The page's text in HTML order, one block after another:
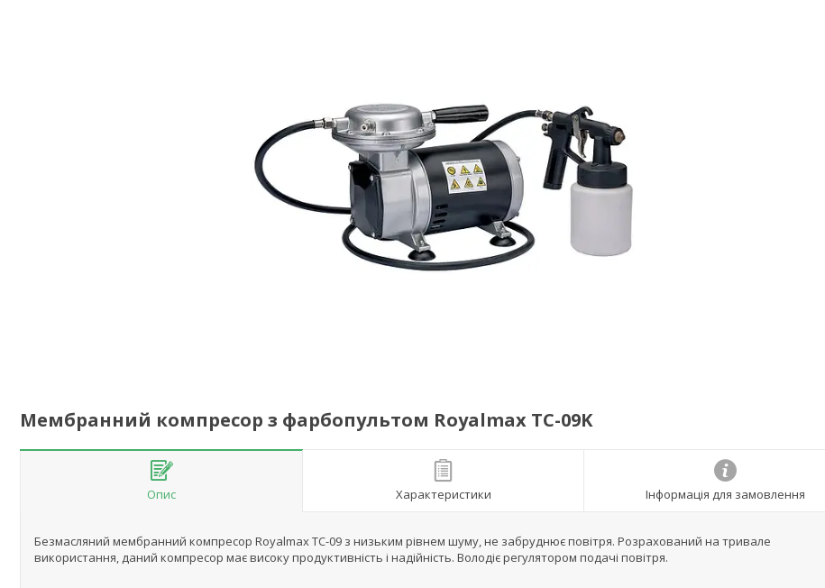
Мембранний компресор з фарбопультом Royalmax TC-09K
Опис Характеристики Інформація для замовлення
Безмасляний мембранний компресор Royalmax TC-09 з низьким рівнем шуму, не забруднює повітря. Розрахований на тривале
використання, даний компресор має високу продуктивність і надійність. Володіє регулятором подачі повітря.